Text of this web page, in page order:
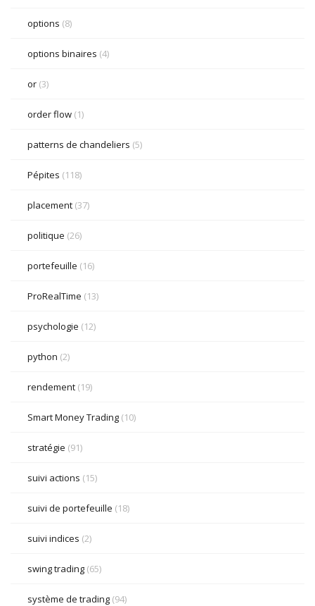
options (8)
options binaires (4)
or (3)
order flow (1)
patterns de chandeliers (5)
Pépites (118)
placement (37)
politique (26)
portefeuille (16)
ProRealTime (13)
psychologie (12)
python (2)
rendement (19)
Smart Money Trading (10)
stratégie (91)
suivi actions (15)
suivi de portefeuille (18)
suivi indices (2)
swing trading (65)
système de trading (94)